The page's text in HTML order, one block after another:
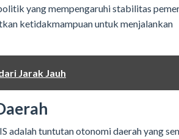
yang mempengaruhi stabilitas
ketidakmampuan untuk menjalankan
Jarak Jauh
adalah tuntutan otonomi daerah yang